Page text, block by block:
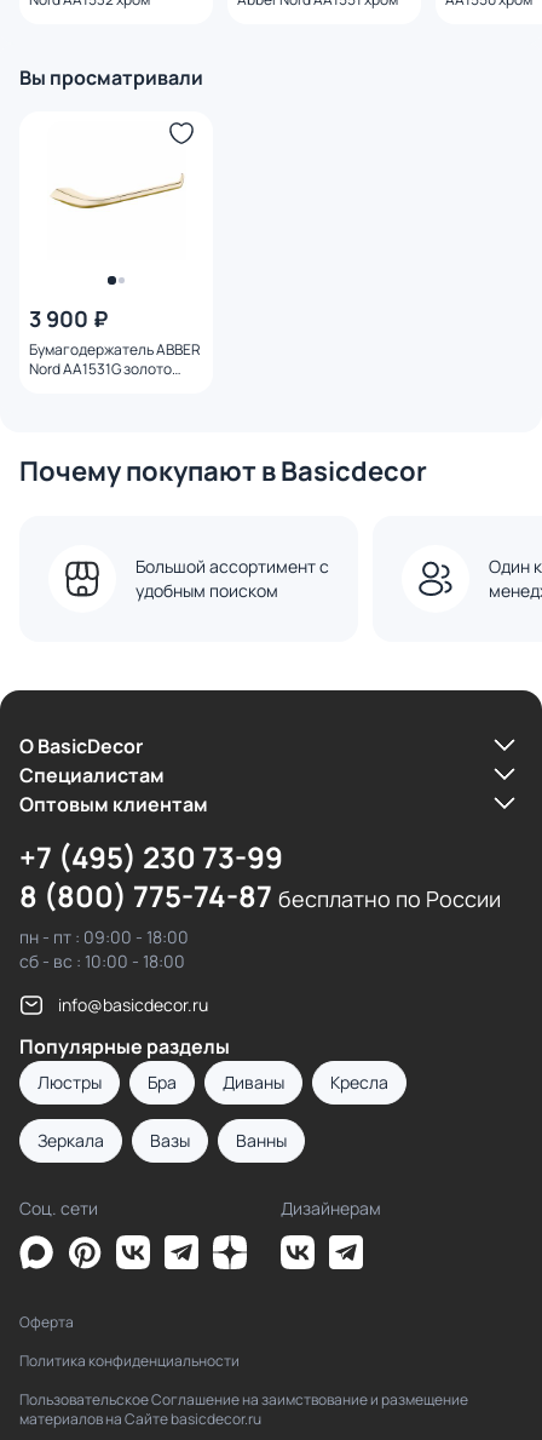
Вы просматривали
3 900 ₽
Бумагодержатель ABBER
Nord AA1531G золото
Почему покупают в Basicdecor
Большой ассортимент с
удобным поиском
Один
О BasicDecor
Cпециалистам
Оптовым клиентам
+7 (495) 230 73-99
8 (800) 775-74-87 бесплатно по России
пн - пт : 09:00 - 18:00
сб - вс : 10:00 - 18:00
info@basicdecor.ru
Популярные разделы
Люстры Бра Диваны Кресла
Зеркала Вазы Ванны
Соц. сети Дизайнерам
Оферта
Политика конфиденциальности
Пользовательское Соглашение на заимствование и размещение
материалов на Сайте basicdecor.ru